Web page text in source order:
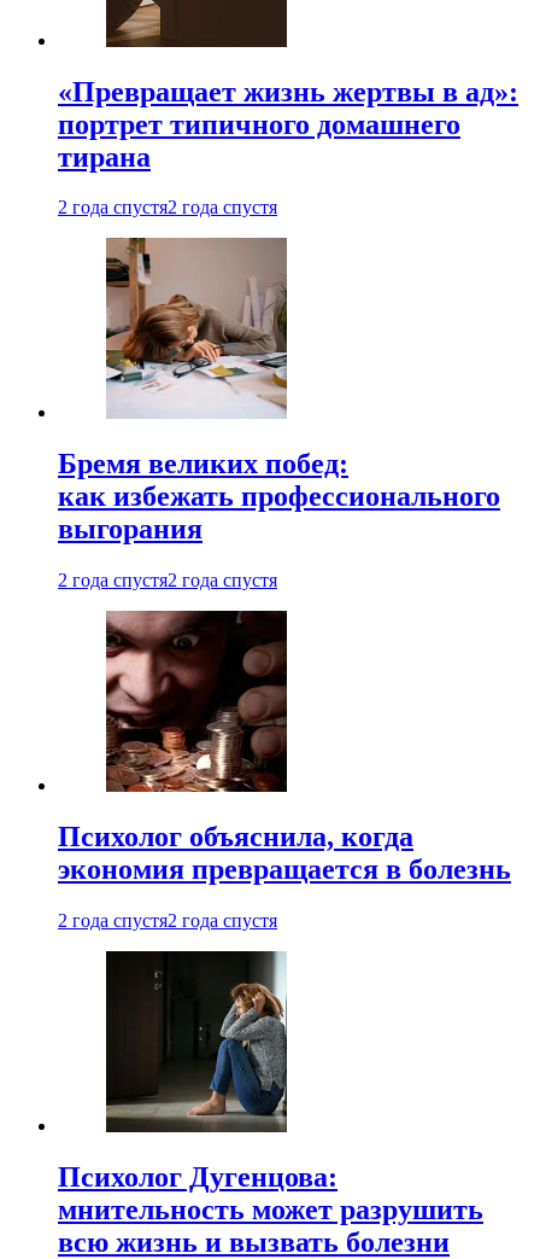
«Превращает жизнь жертвы в ад»:
портрет типичного домашнего
тирана
2 года спустя2 года спустя
Бремя великих побед:
как избежать профессионального
выгорания
2 года спустя2 года спустя
Психолог объяснила, когда
экономия превращается в болезнь
2 года спустя2 года спустя
Психолог Дугенцова:
мнительность может разрушить
всю жизнь и вызвать болезни